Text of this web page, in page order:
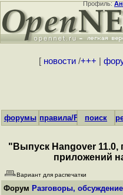
Профиль:
[ новости/+++
форумы правила/FAQпоиск
"Выпуск Hangover 11.0,
приложений
Вариант для распечатки
Форум Разговоры,